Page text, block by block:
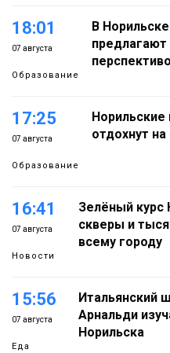
18:01
07 августа
Образование
В
предлагают
17:25
07 августа
Образование
отдохнут
16:41
07 августа
Новости
Зелёный курс
скверы и
всему городу
15:56
07 августа
Еда
Итальянский
Арнальди
Норильска